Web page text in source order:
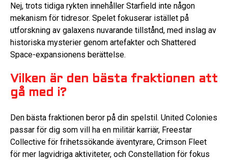
Nej, trots tidiga rykten innehåller Starfield inte någon
mekanism för tidresor. Spelet fokuserar istället på
utforskning av galaxens nuvarande tillstånd, med inslag av
historiska mysterier genom artefakter och Shattered
Space-expansionens berättelse.
Vilken är den bästa fraktionen att
gå med i?
Den bästa fraktionen beror på din spelstil. United Colonies
passar för dig som vill ha en militär karriär, Freestar
Collective för frihetssökande äventyrare, Crimson Fleet
för mer lagvidriga aktiviteter, och Constellation för fokus